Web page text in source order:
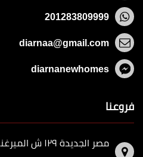
201283809999
diarnaa@gmail.com
diarnanewhomes
فروعنا
مصر الجديدة